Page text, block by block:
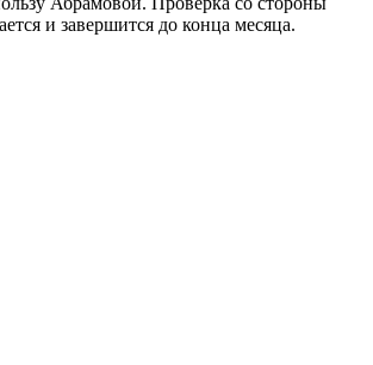
и завершится до конца месяца.